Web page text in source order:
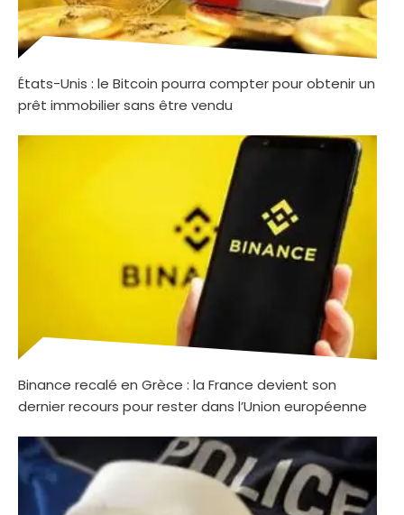
États-Unis : le Bitcoin pourra compter pour obtenir un
prêt immobilier sans être vendu
Binance recalé en Grèce : la France devient son
dernier recours pour rester dans l’Union européenne